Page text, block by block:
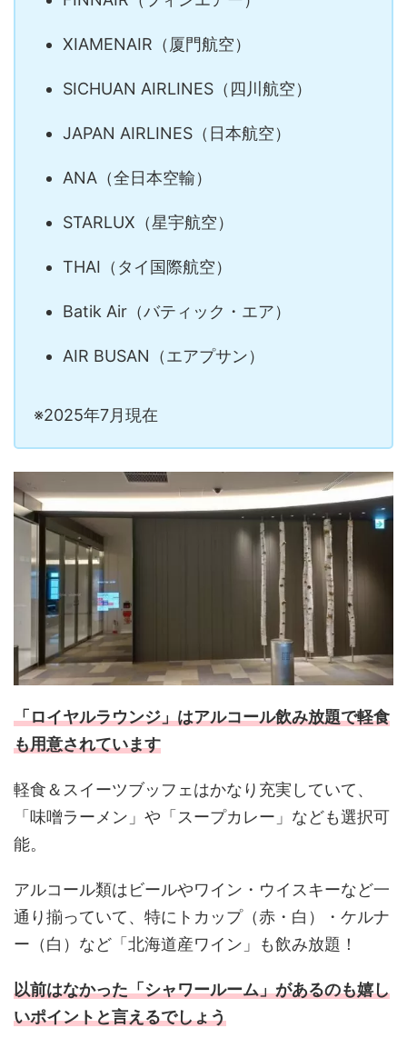
XIAMENAIR（厦門航空）
SICHUAN AIRLINES（四川航空）
JAPAN AIRLINES（日本航空）
ANA（全日本空輸）
STARLUX（星宇航空）
THAI（タイ国際航空）
Batik Air（バティック・エア）
AIR BUSAN（エアプサン）
※2025年7月現在
「ロイヤルラウンジ」はアルコール飲み放題で軽食
も用意されています
軽食＆スイーツブッフェはかなり充実していて、
「味噌ラーメン」や「スープカレー」なども選択可
能。
アルコール類はビールやワイン・ウイスキーなど一
通り揃っていて、特にトカップ（赤・白）・ケルナ
ー（白）など「北海道産ワイン」も飲み放題！
以前はなかった「シャワールーム」があるのも嬉し
いポイントと言えるでしょう